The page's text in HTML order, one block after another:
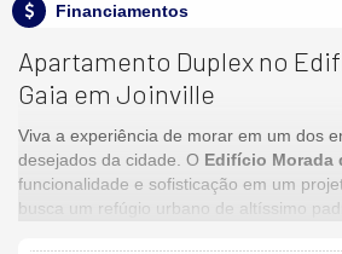
Financiamentos
Apartamento Duplex no
Gaia em Joinville
Viva a experiência de morar em um dos
desejados da cidade. O Edifício Morada
funcionalidade e sofisticação em um
busca um refúgio urbano de altíssimo